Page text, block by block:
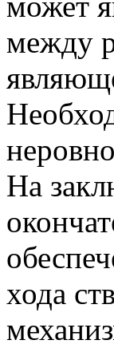
между
На
хода